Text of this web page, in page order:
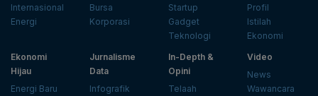
Internasional
Energi
Bursa
Korporasi
Startup
Gadget
Teknologi
Profil
Istilah
Ekonomi
Ekonomi
Hijau
Energi Baru
Jurnalisme
Data
Infografik
In-Depth &
Opini
Telaah
Video
News
Wawancara